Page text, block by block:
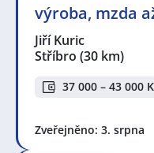
výroba, mzda
Jiří Kuric
Stříbro (30 km)
37 000 – 43 000
Zveřejněno: 3. srpna